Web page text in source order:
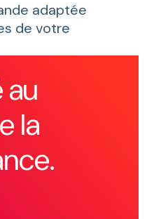
adaptée
de votre
au
la